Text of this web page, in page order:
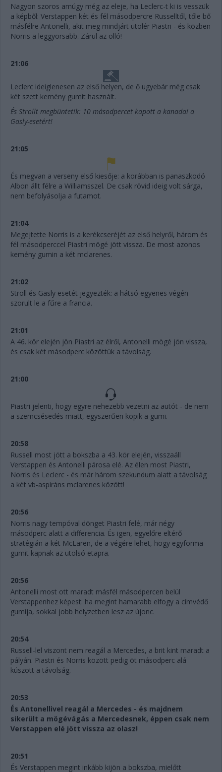
Nagyon szoros amúgy még az eleje, ha Leclerc-t ki is vesszük
a képből: Verstappen két és fél másodpercre Russelltől, tőle bő
másfélre Antonelli, akit meg mindjárt utolér Piastri - és közben
Norris a leggyorsabb. Zárul az olló!
21:06
Leclerc ideiglenesen az első helyen, de ő ugyebár még csak
két szett kemény gumit használt.
És Strollt megbüntetik: 10 másodpercet kapott a kanadai a
Gasly-esetért!
21:05
És megvan a verseny első kiesője: a korábban is panaszkodó
Albon állt félre a Williamsszel. De csak rövid ideig volt sárga,
nem befolyásolja a futamot.
21:04
Megejtette Norris is a kerékcseréjét az első helyről, három és
fél másodperccel Piastri mögé jött vissza. De most azonos
kemény gumin a két mclarenes.
21:02
Stroll és Gasly esetét jegyezték: a hátsó egyenes végén
szorult le a fűre a francia.
21:01
A 46. kör elején jön Piastri az élről, Antonelli mögé jön vissza,
és csak két másodperc közöttük a távolság.
21:00
Piastri jelenti, hogy egyre nehezebb vezetni az autót - de nem
a szemcsésedés miatt, egyszerűen kopik a gumi.
20:58
Russell most jött a bokszba a 43. kör elején, visszaáll
Verstappen és Antonelli párosa elé. Az élen most Piastri,
Norris és Leclerc - és már három szekundum alatt a távolság
a két vb-aspiráns mclarenes között!
20:56
Norris nagy tempóval dönget Piastri felé, már négy
másodperc alatt a differencia. És igen, egyelőre eltérő
stratégián a két McLaren, de a végére lehet, hogy egyforma
gumit kapnak az utolsó etapra.
20:56
Antonelli most ott maradt másfél másodpercen belül
Verstappenhez képest: ha megint hamarabb elfogy a címvédő
gumija, sokkal jobb helyzetben lesz az újonc.
20:54
Russell-lel viszont nem reagál a Mercedes, a brit kint maradt a
pályán. Piastri és Norris között pedig öt másodperc alá
kúszott a távolság.
20:53
És Antonellivel reagál a Mercedes - és majdnem
sikerült a mögévágás a Mercedesnek, éppen csak nem
Verstappen elé jött vissza az olasz!
20:51
És Verstappen megint inkább kijön a bokszba, mielőtt